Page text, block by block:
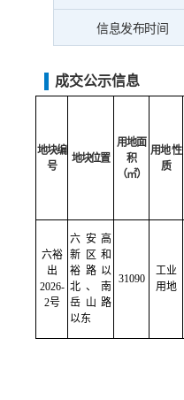
信息发布时间
成交公示信息
地块编
号
地块位置
用地面
积
（㎡）
用地性
质
六裕
出
2026-
2号
六安高
新区和
裕路以
北、南
岳山路
以东
31090
工业
用地